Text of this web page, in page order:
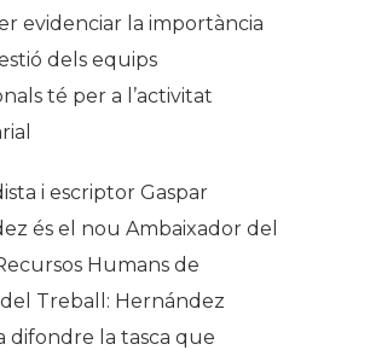
evidenciar la importància
dels equips
té per a l’activitat
i escriptor Gaspar
és el nou Ambaixador del
Humans de
Treball: Hernández
difondre la tasca que